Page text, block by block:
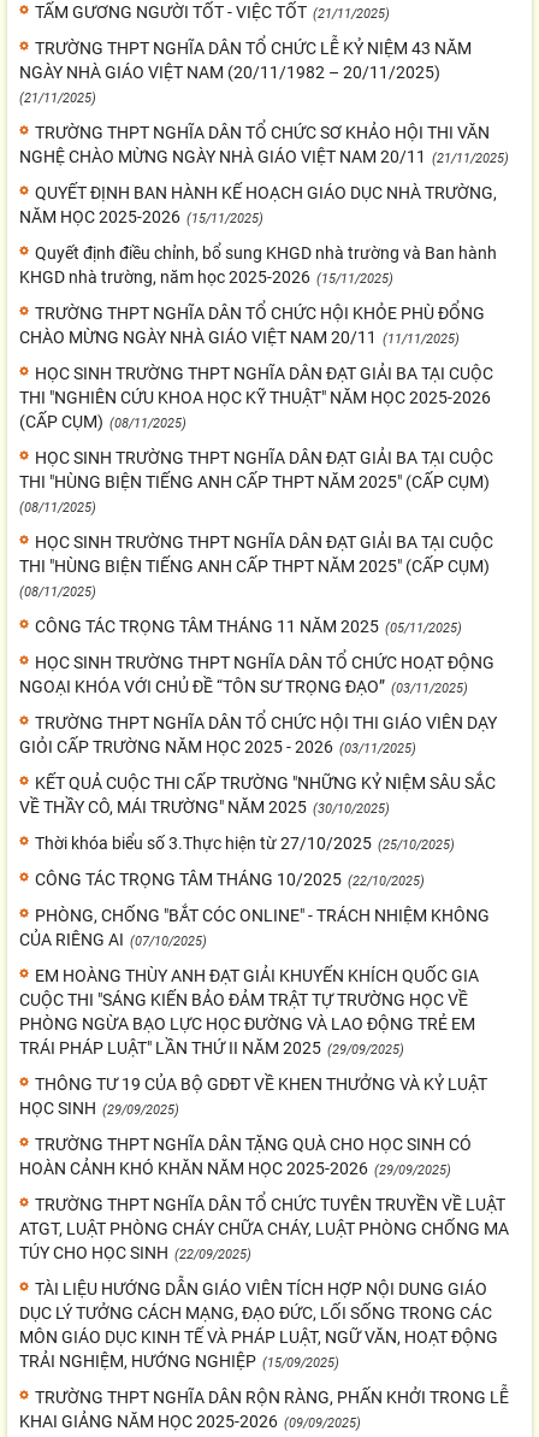
TẤM GƯƠNG NGƯỜI TỐT - VIỆC TỐT (21/11/2025)
TRƯỜNG THPT NGHĨA DÂN TỔ CHỨC LỄ KỶ NIỆM 43 NĂM
NGÀY NHÀ GIÁO VIỆT NAM (20/11/1982 – 20/11/2025)
(21/11/2025)
TRƯỜNG THPT NGHĨA DÂN TỔ CHỨC SƠ KHẢO HỘI THI VĂN
NGHỆ CHÀO MỪNG NGÀY NHÀ GIÁO VIỆT NAM 20/11
(21/11/2025)
QUYẾT ĐỊNH BAN HÀNH KẾ HOẠCH GIÁO DỤC NHÀ TRƯỜNG,
NĂM HỌC 2025-2026 (15/11/2025)
Quyết định điều chỉnh, bổ sung KHGD nhà trường và Ban hành
KHGD nhà trường, năm học 2025-2026 (15/11/2025)
TRƯỜNG THPT NGHĨA DÂN TỔ CHỨC HỘI KHỎE PHÙ ĐỔNG
CHÀO MỪNG NGÀY NHÀ GIÁO VIỆT NAM 20/11
(11/11/2025)
HỌC SINH TRƯỜNG THPT NGHĨA DÂN ĐẠT GIẢI BA TẠI CUỘC
THI "NGHIÊN CỨU KHOA HỌC KỸ THUẬT" NĂM HỌC 2025-2026
(CẤP CỤM) (08/11/2025)
HỌC SINH TRƯỜNG THPT NGHĨA DÂN ĐẠT GIẢI BA TẠI CUỘC
THI "HÙNG BIỆN TIẾNG ANH CẤP THPT NĂM 2025" (CẤP CỤM)
(08/11/2025)
HỌC SINH TRƯỜNG THPT NGHĨA DÂN ĐẠT GIẢI BA TẠI CUỘC
THI "HÙNG BIỆN TIẾNG ANH CẤP THPT NĂM 2025" (CẤP CỤM)
(08/11/2025)
CÔNG TÁC TRỌNG TÂM THÁNG 11 NĂM 2025 (05/11/2025)
HỌC SINH TRƯỜNG THPT NGHĨA DÂN TỔ CHỨC HOẠT ĐỘNG
NGOẠI KHÓA VỚI CHỦ ĐỀ “TÔN SƯ TRỌNG ĐẠO” (03/11/2025)
TRƯỜNG THPT NGHĨA DÂN TỔ CHỨC HỘI THI GIÁO VIÊN DẠY
GIỎI CẤP TRƯỜNG NĂM HỌC 2025 - 2026 (03/11/2025)
KẾT QUẢ CUỘC THI CẤP TRƯỜNG "NHỮNG KỶ NIỆM SÂU SẮC
VỀ THẦY CÔ, MÁI TRƯỜNG" NĂM 2025 (30/10/2025)
Thời khóa biểu số 3.Thực hiện từ 27/10/2025 (25/10/2025)
CÔNG TÁC TRỌNG TÂM THÁNG 10/2025 (22/10/2025)
PHÒNG, CHỐNG "BẮT CÓC ONLINE" - TRÁCH NHIỆM KHÔNG
CỦA RIÊNG AI (07/10/2025)
EM HOÀNG THÙY ANH ĐẠT GIẢI KHUYẾN KHÍCH QUỐC GIA
CUỘC THI "SÁNG KIẾN BẢO ĐẢM TRẬT TỰ TRƯỜNG HỌC VỀ
PHÒNG NGỪA BẠO LỰC HỌC ĐƯỜNG VÀ LAO ĐỘNG TRẺ EM
TRÁI PHÁP LUẬT" LẦN THỨ II NĂM 2025 (29/09/2025)
THÔNG TƯ 19 CỦA BỘ GDĐT VỀ KHEN THƯỞNG VÀ KỶ LUẬT
HỌC SINH (29/09/2025)
TRƯỜNG THPT NGHĨA DÂN TẶNG QUÀ CHO HỌC SINH CÓ
HOÀN CẢNH KHÓ KHĂN NĂM HỌC 2025-2026 (29/09/2025)
TRƯỜNG THPT NGHĨA DÂN TỔ CHỨC TUYÊN TRUYỀN VỀ LUẬT
ATGT, LUẬT PHÒNG CHÁY CHỮA CHÁY, LUẬT PHÒNG CHỐNG MA
TÚY CHO HỌC SINH (22/09/2025)
TÀI LIỆU HƯỚNG DẪN GIÁO VIÊN TÍCH HỢP NỘI DUNG GIÁO
DỤC LÝ TƯỞNG CÁCH MẠNG, ĐẠO ĐỨC, LỐI SỐNG TRONG CÁC
MÔN GIÁO DỤC KINH TẾ VÀ PHÁP LUẬT, NGỮ VĂN, HOẠT ĐỘNG
TRẢI NGHIỆM, HƯỚNG NGHIỆP (15/09/2025)
TRƯỜNG THPT NGHĨA DÂN RỘN RÀNG, PHẤN KHỞI TRONG LỄ
KHAI GIẢNG NĂM HỌC 2025-2026 (09/09/2025)